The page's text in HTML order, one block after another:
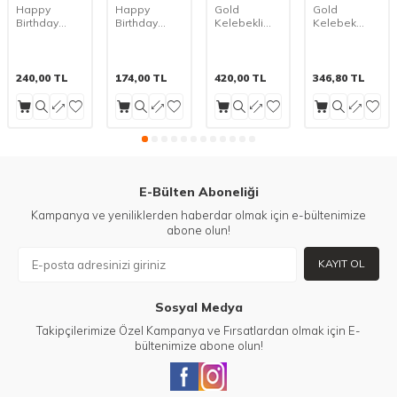
Happy
Birthday
240,00 TL
Happy
Birthday
174,00TL
Gold
Kelebekli
Balon Set
420,00TL
Gold
Kelebek
Set
346,80 TL
E-Bülten Aboneliği
Kampanya ve yeniliklerden haberdar olmak için e-bültenimize
abone olun!
KAYIT OL
Sosyal Medya
Takipçilerimize Özel Kampanya ve Fırsatlardan olmak için E-
bültenimize abone olun!